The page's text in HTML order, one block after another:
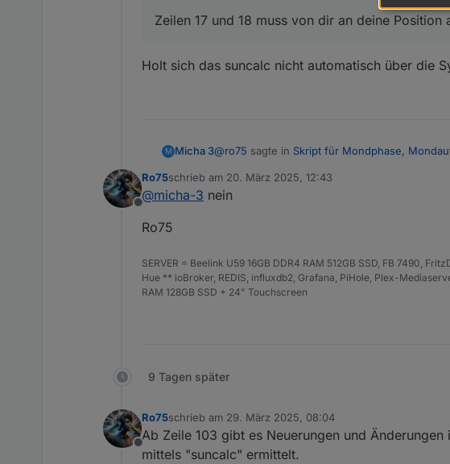
Zeilen 17 und 18 muss von dir an deine Position
Holt sich das suncalc nicht automatisch über die
M Micha 3@ro75 sagte in Skript für Mondphase,
Zeilen 17 und 18 muss von dir an deine
Offline
Ro75schrieb am 20. März 2025, 12:43
zuletzt editiert von
@micha-3 nein
Ro75
SERVER = Beelink U59 16GB DDR4 RAM 512GB SSD, FB 7490,
Hue ** ioBroker, REDIS, influxdb2, Grafana, PiHole, Plex-
RAM 128GB SSD + 24" Touchscreen
9 Tagen später
Offline
Ro75schrieb am 29. März 2025, 08:04
zuletzt editiert von
Ab Zeile 103 gibt es Neuerungen und
mittels "suncalc" ermittelt.